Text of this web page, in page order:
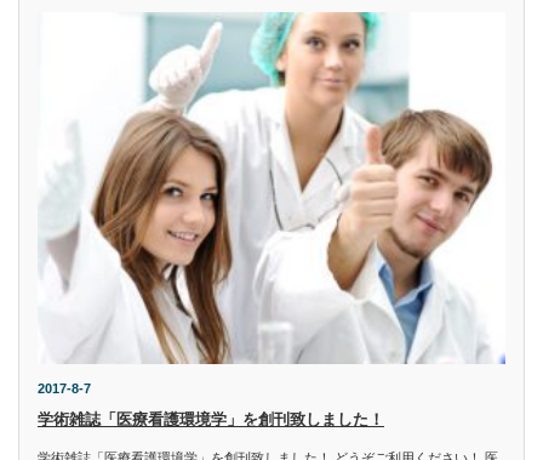
2017-8-7
学術雑誌「医療看護環境学」を創刊致しました！